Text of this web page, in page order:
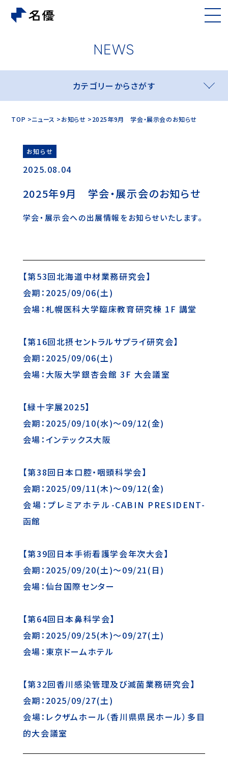
カテゴリーからさがす
TOP ニュース お知らせ 2025年9月 学会・展示会のお知らせ
お知らせ
2025.08.04
2025年9月 学会・展示会のお知らせ
学会・展示会への出展情報をお知らせいたします。
【第53回北海道中材業務研究会】
会期：2025/09/06(土)
会場：札幌医科大学臨床教育研究棟 1F 講堂
【第16回北摂セントラルサプライ研究会】
会期：2025/09/06(土)
会場：大阪大学銀杏会館 3F 大会議室
【緑十字展2025】
会期：2025/09/10(水)～09/12(金)
会場：インテックス大阪
【第38回日本口腔・咽頭科学会】
会期：2025/09/11(木)～09/12(金)
会場：プレミアホテル-CABIN PRESIDENT-
函館
【第39回日本手術看護学会年次大会】
会期：2025/09/20(土)～09/21(日)
会場：仙台国際センター
【第64回日本鼻科学会】
会期：2025/09/25(木)～09/27(土)
会場：東京ドームホテル
【第32回香川感染管理及び滅菌業務研究会】
会期：2025/09/27(土)
会場：レクザムホール（香川県県民ホール）多目
的大会議室